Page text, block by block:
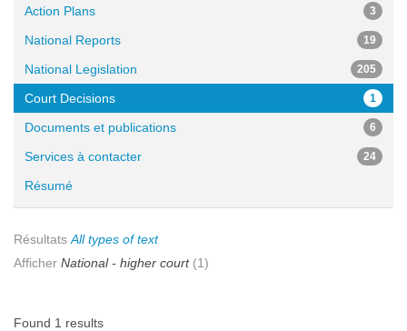
Found 1 results
Action Plans 3
National Reports 19
National Legislation 205
Court Decisions 1
Documents et publications 6
Services à contacter 24
Résumé
Résultats All types of text
Afficher National - higher court (1)